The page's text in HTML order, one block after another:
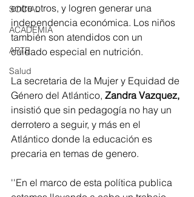
SOCIAL
ACADEMIA
ARTE
Salud
entre otros, y logren generar una
independencia económica. Los niños
también son atendidos con un
cuidado especial en nutrición.
La secretaria de la Mujer y Equidad de
Género del Atlántico, Zandra Vazquez,
insistió que sin pedagogía no hay un
derrotero a seguir, y más en el
Atlántico donde la educación es
precaria en temas de genero.
''En el marco de esta política publica